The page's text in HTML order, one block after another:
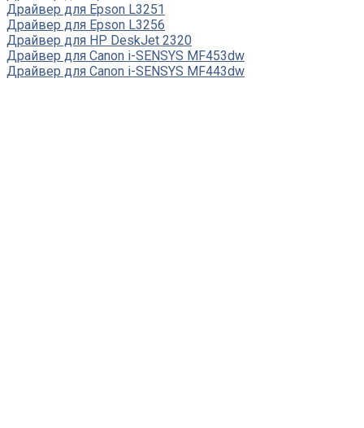
Драйвер для Epson L3251
Драйвер для Epson L3256
Драйвер для HP DeskJet 2320
Драйвер для Canon i-SENSYS MF453dw
Драйвер для Canon i-SENSYS MF443dw